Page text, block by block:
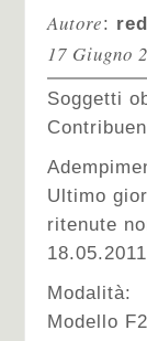
Autore:
17 Giugno
Soggetti
Ultimo
ritenute
Modalità:
Modello